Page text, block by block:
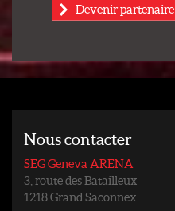
Devenir partenaire
Nous contacter
SEG Geneva ARENA
3, route des Batailleux
1218 Grand Saconnex